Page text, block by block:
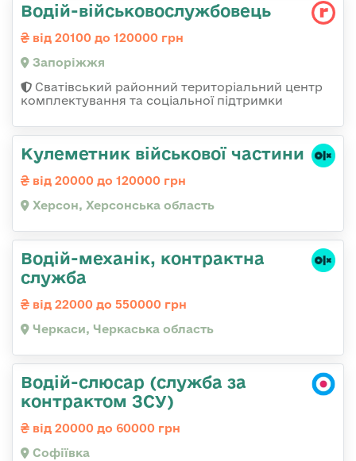
Водій-військовослужбовець
від 20100 до 120000 грн
Запоріжжя
Сватівський районний територіальний центр
комплектування та соціальної підтримки
Кулеметник військової частини
від 20000 до 120000 грн
Херсон, Херсонська область
Водій-механік, контрактна
служба
від 22000 до 550000 грн
Черкаси, Черкаська область
Водій-слюсар (служба за
контрактом ЗСУ)
від 20000 до 60000 грн
Софіївка